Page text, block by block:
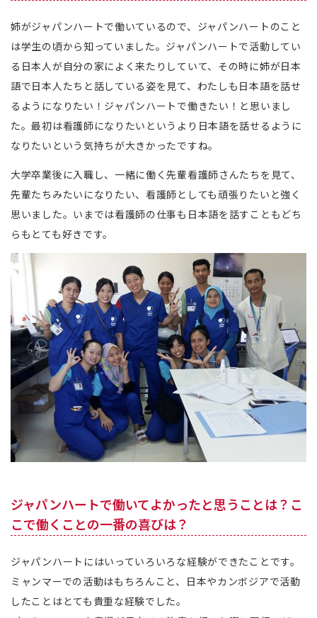
姉がジャパンハートで働いているので、ジャパンハートのこと
は学生の頃から知っていました。ジャパンハートで活動してい
る日本人が自分の家によく来たりしていて、その時に姉が日本
語で日本人たちと話している姿を見て、わたしも日本語を話せ
るようになりたい！ジャパンハートで働きたい！と思いまし
た。最初は看護師になりたいというより日本語を話せるように
なりたいという気持ちが大きかったですね。
大学卒業後に入職し、一緒に働く先輩看護師さんたちを見て、
先輩たちみたいになりたい、看護師としても頑張りたいと強く
思いました。いまでは看護師の仕事も日本語を話すこともどち
らもとても好きです。
ジャパンハートで働いてよかったと思うことは？こ
こで働くことの一番の喜びは？
ジャパンハートにはいっていろいろな経験ができたことです。
ミャンマーでの活動はもちろんこと、日本やカンボジアで活動
したことはとても貴重な経験でした。